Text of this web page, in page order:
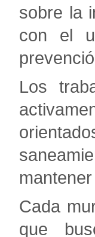
sobre la
con el
Los
Cada
que